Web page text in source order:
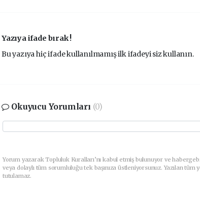
Yazıya ifade bırak !
Bu yazıya hiç ifade kullanılmamış ilk ifadeyi siz kullanın.
Okuyucu Yorumları (0)
Yorum yazarak Topluluk Kuralları’nı kabul etmiş bulunuyor ve
veya dolaylı tüm sorumluluğu tek başınıza üstleniyorsunuz. Yazılan
tutulamaz.